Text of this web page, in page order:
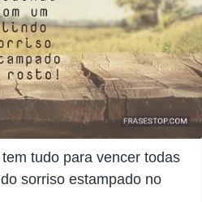
tudo para vencer todas
sorriso estampado no